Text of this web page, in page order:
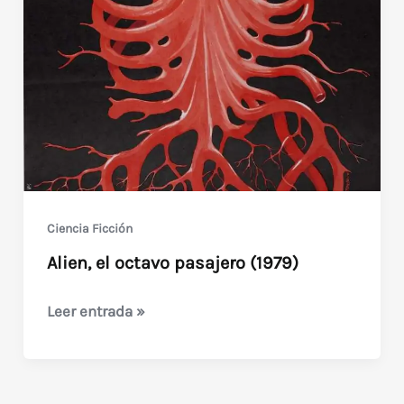
Ciencia Ficción
Alien, el octavo pasajero (1979)
Alien,
Leer entrada »